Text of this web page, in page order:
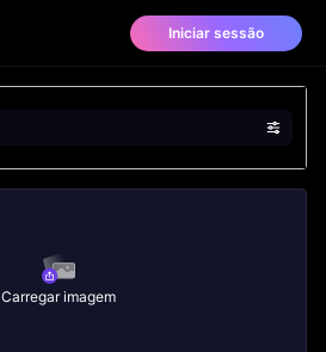
Iniciar sessão
Carregar imagem